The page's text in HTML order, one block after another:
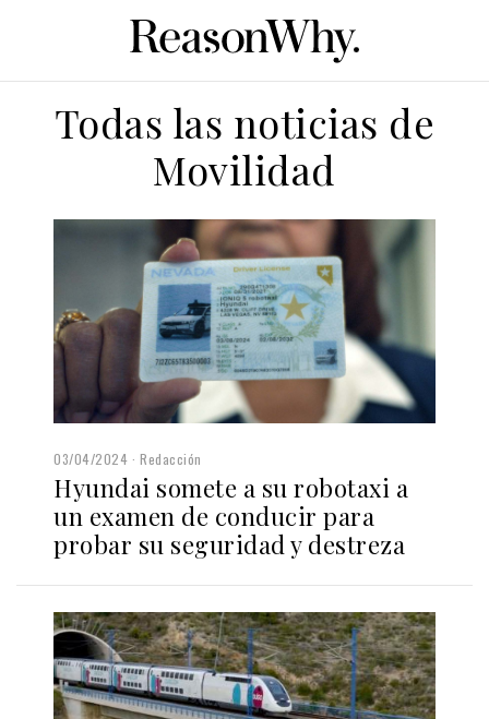
Todas las noticias de
Movilidad
03/04/2024 Redacción
Hyundai somete a su robotaxi a
un examen de conducir para
probar su seguridad y destreza